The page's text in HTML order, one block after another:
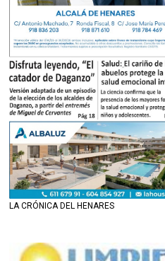
LA CRÓNICA DEL HENARES